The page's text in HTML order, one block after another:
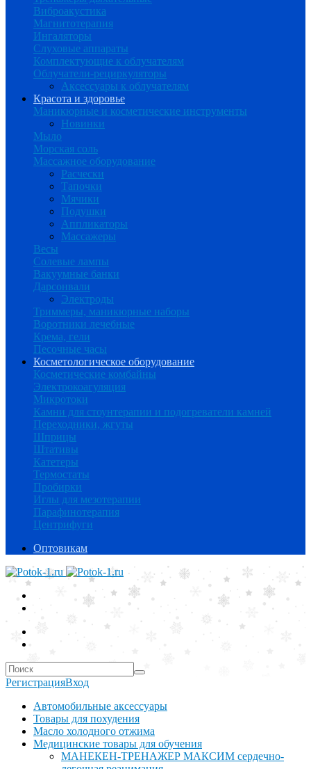
Виброакустика
Магнитотерапия
Ингаляторы
Слуховые аппараты
Комплектующие к облучателям
Облучатели-рециркуляторы
Аксессуары к облучателям
Красота и здоровье
Маникюрные и косметические инструменты
Новинки
Мыло
Морская соль
Массажное оборудование
Расчески
Тапочки
Мячики
Подушки
Аппликаторы
Массажеры
Весы
Солевые лампы
Вакуумные банки
Дарсонвали
Электроды
Триммеры, маникюрные наборы
Воротники лечебные
Крема, гели
Песочные часы
Косметологическое оборудование
Косметические комбайны
Электрокоагуляция
Микротоки
Камни для стоунтерапии и подогреватели камней
Переходники, жгуты
Шприцы
Штативы
Катетеры
Термостаты
Пробирки
Иглы для мезотерапии
Парафинотерапия
Центрифуги
Оптовикам
РегистрацияВход
Автомобильные аксессуары
Товары для похудения
Масло холодного отжима
Медицинские товары для обучения
МАНЕКЕН-ТРЕНАЖЕР МАКСИМ сердечно-